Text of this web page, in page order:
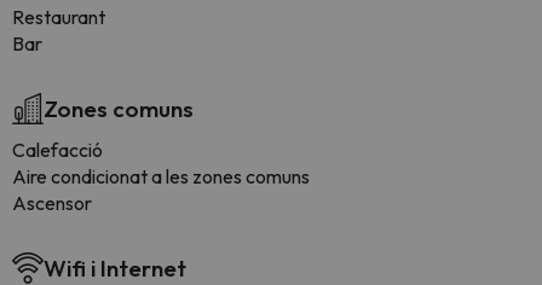
Restaurant
Bar
Zones comuns
Calefacció
Aire condicionat a les zones comuns
Ascensor
Wifi i Internet